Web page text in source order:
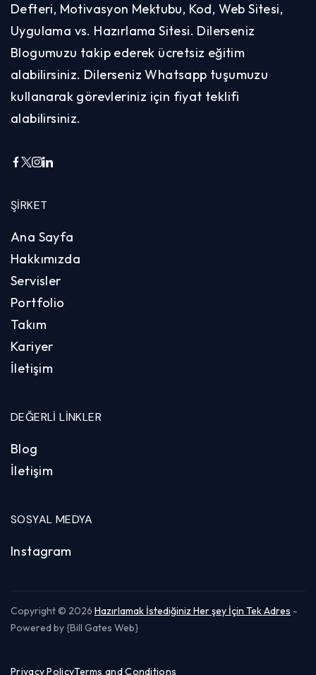
Defteri, Motivasyon Mektubu, Kod, Web Sitesi,
Uygulama vs. Hazırlama Sitesi. Dilerseniz
Blogumuzu takip ederek ücretsiz eğitim
alabilirsiniz. Dilerseniz Whatsapp tuşumuzu
kullanarak görevleriniz için fiyat teklifi
alabilirsiniz.
ŞIRKET
Ana Sayfa
Hakkımızda
Servisler
Portfolio
Takım
Kariyer
İletişim
DEĞERLI LINKLER
Blog
İletişim
SOSYAL MEDYA
Instagram
Copyright © 2026 Hazırlamak İstediğiniz Her şey İçin Tek Adres -
Powered by {Bill Gates Web}
Privacy PolicyTerms and Conditions